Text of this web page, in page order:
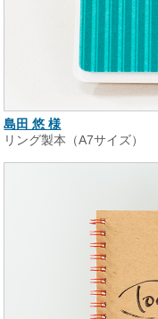
島田 悠 様
リング製本（A7サイズ）